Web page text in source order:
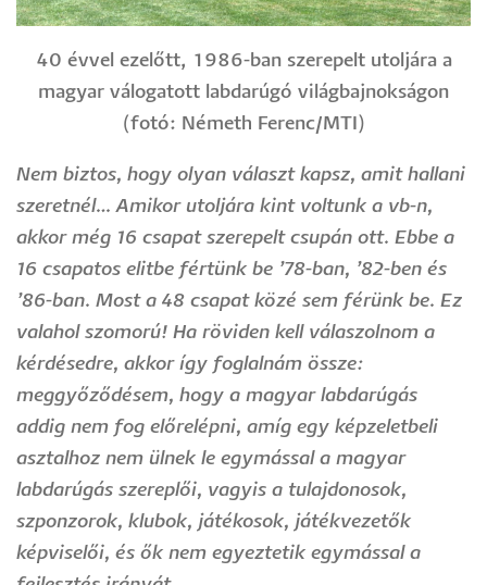
40 évvel ezelőtt, 1986-ban szerepelt utoljára a
magyar válogatott labdarúgó világbajnokságon
(fotó: Németh Ferenc/MTI)
Nem biztos, hogy olyan választ kapsz, amit hallani
szeretnél… Amikor utoljára kint voltunk a vb-n,
akkor még 16 csapat szerepelt csupán ott. Ebbe a
16 csapatos elitbe fértünk be ’78-ban, ’82-ben és
’86-ban. Most a 48 csapat közé sem férünk be. Ez
valahol szomorú! Ha röviden kell válaszolnom a
kérdésedre, akkor így foglalnám össze:
meggyőződésem, hogy a magyar labdarúgás
addig nem fog előrelépni, amíg egy képzeletbeli
asztalhoz nem ülnek le egymással a magyar
labdarúgás szereplői, vagyis a tulajdonosok,
szponzorok, klubok, játékosok, játékvezetők
képviselői, és ők nem egyeztetik egymással a